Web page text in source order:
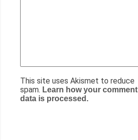
This site uses Akismet to reduce
spam. Learn how your comment
data is processed.